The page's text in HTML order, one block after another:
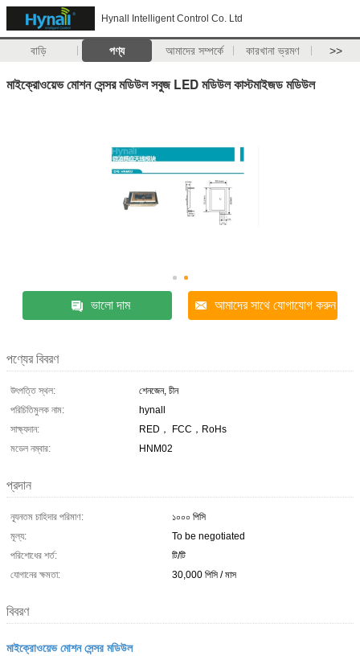
Hynall Intelligent Control Co. Ltd
বাড়ি পণ্য আমাদের সম্পর্কে কারখানা ভ্রমণ >>
মাইক্রোওয়েভ মোশন সেন্সর মডিউল সবুজ LED মডিউল কাস্টমাইজড মডিউল
ভালো দাম আমাদের সাথে যোগাযোগ করুন
পণ্যের বিবরণ
উৎপত্তি স্থল:
শেনজেন, চীন
পরিচিতিমুলক নাম:
hynall
সাক্ষ্যদান:
RED， FCC，RoHs
মডেল নম্বার:
HNM02
প্রদান
ন্যূনতম চাহিদার পরিমাণ:
১০০০ পিসি
মূল্য:
To be negotiated
পরিশোধের শর্ত:
টি/টি
যোগানের ক্ষমতা:
30,000 পিসি / মাস
বিবরণ
মাইক্রোওয়েভ মোশন সেন্সর মডিউল